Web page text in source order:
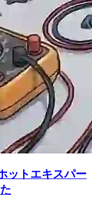
ットエキスパー